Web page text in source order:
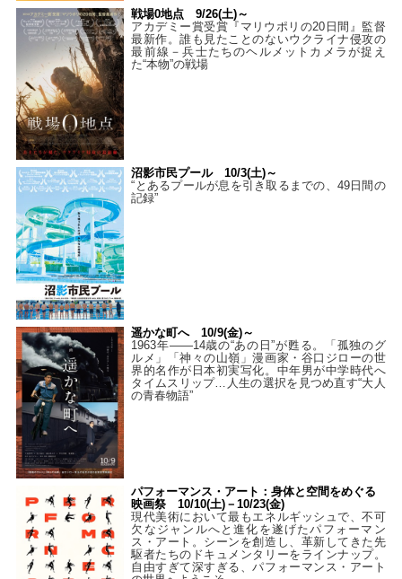
戦場0地点 9/26(土)～
アカデミー賞受賞『マリウポリの20日間』監督
最新作。誰も見たことのないウクライナ侵攻の
最前線－兵士たちのヘルメットカメラが捉え
た“本物”の戦場
沼影市民プール 10/3(土)～
“とあるプールが息を引き取るまでの、49日間の
記録”
遥かな町へ 10/9(金)～
1963年――14歳の“あの日”が甦る。「孤独のグ
ルメ」「神々の山嶺」漫画家・谷口ジローの世
界的名作が日本初実写化。中年男が中学時代へ
タイムスリップ…人生の選択を見つめ直す“大人
の青春物語”
パフォーマンス・アート：身体と空間をめぐる
映画祭 10/10(土)－10/23(金)
現代美術において最もエネルギッシュで、不可
欠なジャンルへと進化を遂げたパフォーマン
ス・アート。シーンを創造し、革新してきた先
駆者たちのドキュメンタリーをラインナップ。
自由すぎて深すぎる、パフォーマンス・アート